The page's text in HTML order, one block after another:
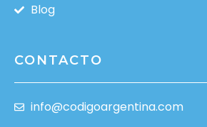
Blog
CONTACTO
info@codigoargentina.com